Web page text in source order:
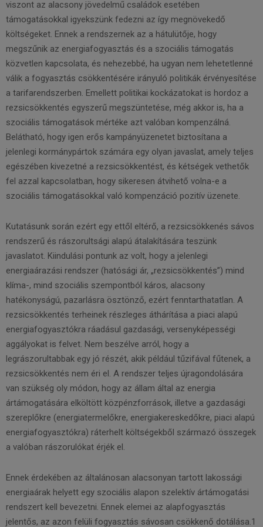
viszont az alacsony jövedelmű családok esetében
támogatásokkal igyekszünk fedezni az így megnövekedő
költségeket. Ennek a rendszernek az a hátulütője, hogy
megszűnik az energiafogyasztás és a szociális támogatás
közvetlen kapcsolata, és nehezebbé, ha ugyan nem lehetetlenné
válik a fogyasztás csökkentésére irányuló politikák érvényesítése
a tarifarendszerben. Emellett politikai kockázatokat is hordoz a
rezsicsökkentés egyszerű megszüntetése, még akkor is, ha a
szociális támogatások mértéke azt valóban kompenzálná.
Belátható, hogy igen erős kampányüzenetet biztosítana a
jelenlegi kormánypártok számára egy olyan javaslat, amely teljes
egészében kivezetné a rezsicsökkentést, és kétségek vethetők
fel azzal kapcsolatban, hogy sikeresen átvihető volna-e a
szociális támogatásokkal való kompenzáció pozitív üzenete.
Kutatásunk során ezért egy ettől eltérő, a rezsicsökkenés sávos
rendszerű és rászorultsági alapú átalakítására teszünk
javaslatot. Kiindulási pontunk az volt, hogy a jelenlegi
energiaárazási rendszer (hatósági ár, „rezsicsökkentés”) mind
klíma-, mind szociális szempontból káros, alacsony
hatékonyságú, pazarlásra ösztönző, ezért fenntarthatatlan. A
rezsicsökkentés terheinek részleges áthárítása a piaci alapú
energiafogyasztókra ráadásul gazdasági, versenyképességi
aggályokat is felvet. Nem beszélve arról, hogy a
legrászorultabbak egy jó részét, akik például tűzifával fűtenek, a
rezsicsökkentés nem éri el. A rendszer teljes újragondolására
van szükség oly módon, hogy az állam által az energia
ártámogatására elköltött közpénzforrások, illetve a gazdasági
szereplőkre (energiatermelőkre, energiakereskedőkre, piaci alapú
energiafogyasztókra) ráterhelt költségekből származó összegek
a valóban rászorulókat érjék el.
Ennek érdekében az általánosan alacsonyan tartott lakossági
energiaárak helyett egy szociális alapon szelektív ártámogatási
rendszert kell bevezetni. Ennek elemei az alapfogyasztás
jelentős, az azon felüli fogyasztás sávosan csökkenő dotálása.1